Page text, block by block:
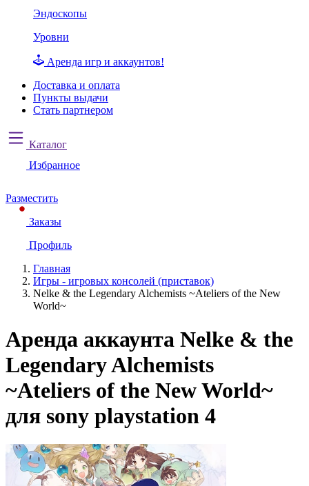
Эндоскопы
Уровни
Аренда игр и аккаунтов!
Доставка и оплата
Пункты выдачи
Стать партнером
Каталог
Избранное
Разместить
Заказы
Профиль
Главная
Игры - игровых консолей (приставок)
Nelke & the Legendary Alchemists ~Ateliers of the New
World~
Аренда аккаунта Nelke & the
Legendary Alchemists
~Ateliers of the New World~
для sony playstation 4